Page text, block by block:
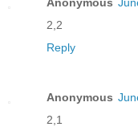
2,2
Reply
Anonymous
2,1